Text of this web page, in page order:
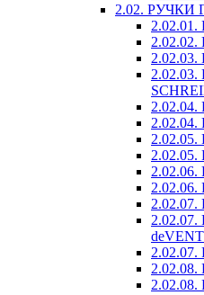
2.02. РУЧКИ
2.02.01.
2.02.02.
2.02.03.
2.02.03.
2.02.04.
2.02.04.
2.02.05.
2.02.05.
2.02.06.
2.02.06.
2.02.07.
2.02.07.
2.02.07.
2.02.08.